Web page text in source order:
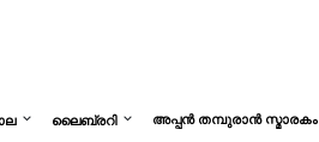
ലൈബ്രറി അപ്പൻ തമ്പുരാൻ സ്മാരകം